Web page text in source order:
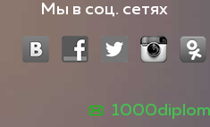
Мы в соц. сетях